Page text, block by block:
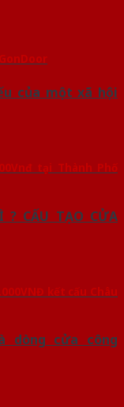
của một xã hội
tại Thành Phố
? CẤU TẠO CỬA
kết cấu Châu
dòng cửa công